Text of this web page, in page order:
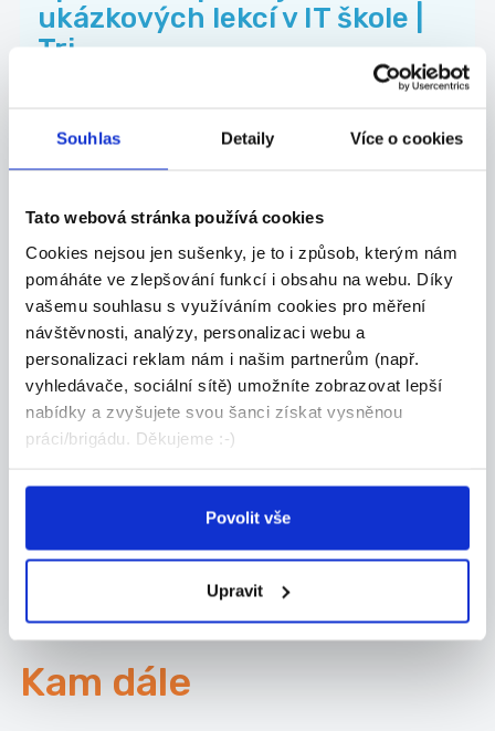
Souhlas Detaily Více o cookies
Tato webová stránka používá cookies
Cookies nejsou jen sušenky, je to i způsob, kterým nám
pomáháte ve zlepšování funkcí i obsahu na webu. Díky
vašemu souhlasu s využíváním cookies pro měření
návštěvnosti, analýzy, personalizaci webu a
personalizaci reklam nám i našim partnerům (např.
vyhledávače, sociální sítě) umožníte zobrazovat lepší
nabídky a zvyšujete svou šanci získat vysněnou
práci/brigádu. Děkujeme :-)
Povolit vše
Upravit
ukázkových lekcí v IT škole |
Tri...
Remote | Částečný úvazek | od 15:00 Rodiče
Celá ČR
Algorithmics s.r.o.
TOP
Výrobce ozdobných
předmětů
Nabízíme možnost výdělkové činnosti výrobou
nebo...
Celá ČR
Ormicos s.r.o.
Nové brigády na email
Kam dále